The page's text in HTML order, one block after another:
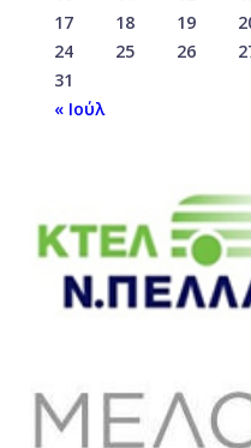
17
18 19
24
25 26
31
« Ιούλ